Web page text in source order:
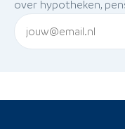
over hypotheken,